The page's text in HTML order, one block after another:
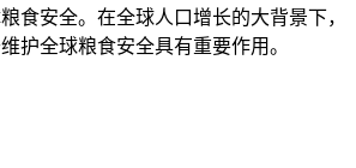
食安全。在全球人口增长的大背景下，
护全球粮食安全具有重要作用。